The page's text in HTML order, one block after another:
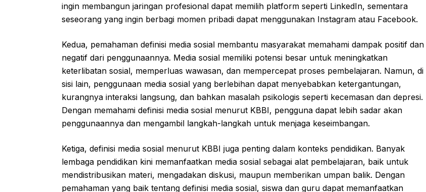
ingin membangun jaringan profesional dapat memilih platform seperti LinkedIn, sementara
seseorang yang ingin berbagi momen pribadi dapat menggunakan Instagram atau Facebook.
Kedua, pemahaman definisi media sosial membantu masyarakat memahami dampak positif dan
negatif dari penggunaannya. Media sosial memiliki potensi besar untuk meningkatkan
keterlibatan sosial, memperluas wawasan, dan mempercepat proses pembelajaran. Namun, di
sisi lain, penggunaan media sosial yang berlebihan dapat menyebabkan ketergantungan,
kurangnya interaksi langsung, dan bahkan masalah psikologis seperti kecemasan dan depresi.
Dengan memahami definisi media sosial menurut KBBI, pengguna dapat lebih sadar akan
penggunaannya dan mengambil langkah-langkah untuk menjaga keseimbangan.
Ketiga, definisi media sosial menurut KBBI juga penting dalam konteks pendidikan. Banyak
lembaga pendidikan kini memanfaatkan media sosial sebagai alat pembelajaran, baik untuk
mendistribusikan materi, mengadakan diskusi, maupun memberikan umpan balik. Dengan
pemahaman yang baik tentang definisi media sosial, siswa dan guru dapat memanfaatkan